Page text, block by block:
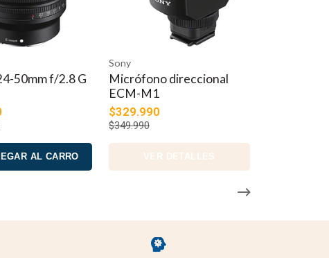
50mm f/2.8 G
AL CARRO
Sony
Micrófono direccional
ECM-M1
$329.990
$349.990
VER DETALLES